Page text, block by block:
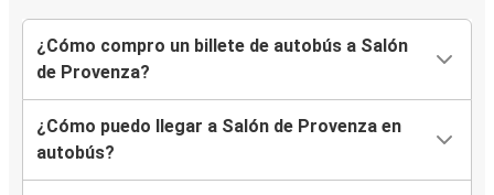
¿Cómo compro un billete de autobús a Salón
de Provenza?
¿Cómo puedo llegar a Salón de Provenza en
autobús?